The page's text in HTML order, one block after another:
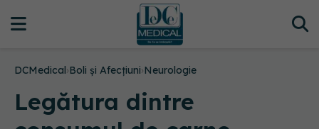
DCMedical›Boli și Afecțiuni›Neurologie
Legătura dintre